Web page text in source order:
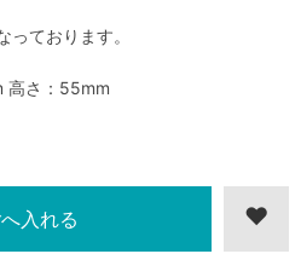
っております。
高さ：55mm